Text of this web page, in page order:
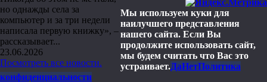
но однажды села за
компьютер и за три недели
написала первую книжку», –
рассказывает...
23.06.2026
Посмотреть все новости.
Мы используем куки для
наилучшего представления
нашего сайта. Если Вы
продолжите использовать сайт,
мы будем считать что Вас это
устраивает.ДаНетПолитика
конфиденциальности